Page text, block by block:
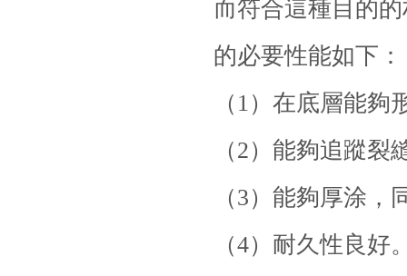
而符合這種目的
的必要性能如下：
（1）在底層能夠
（2）能夠追蹤裂
（3）能夠厚涂
（4）耐久性良好